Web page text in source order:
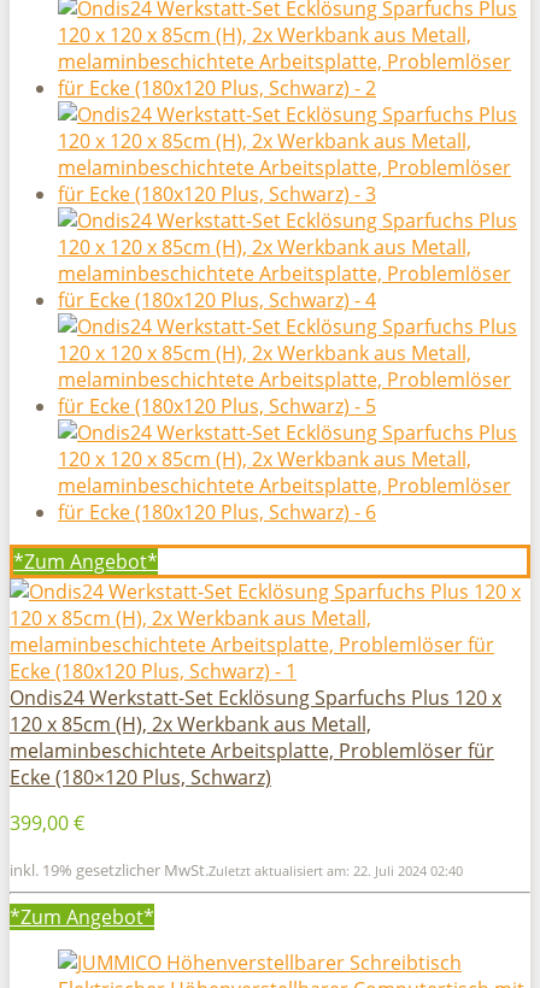
*Zum Angebot*
Ondis24 Werkstatt-Set Ecklösung Sparfuchs Plus 120 x
120 x 85cm (H), 2x Werkbank aus Metall,
melaminbeschichtete Arbeitsplatte, Problemlöser für
Ecke (180×120 Plus, Schwarz)
399,00 €
inkl. 19% gesetzlicher MwSt.Zuletzt aktualisiert am: 22. Juli 2024 02:40
*Zum Angebot*